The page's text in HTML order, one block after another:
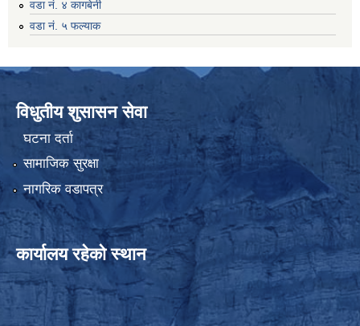
वडा नं. ४ कागबेनी
वडा नं. ५ फल्याक
विधुतीय शुसासन सेवा
घटना दर्ता
सामाजिक सुरक्षा
नागरिक वडापत्र
कार्यालय रहेको स्थान